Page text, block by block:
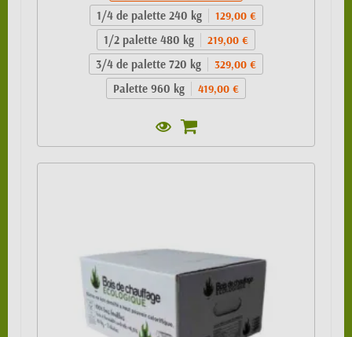
1/4 de palette 240 kg 129,00 €
1/2 palette 480 kg 219,00 €
3/4 de palette 720 kg 329,00 €
Palette 960 kg 419,00 €